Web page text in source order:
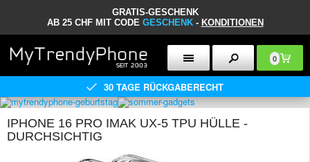
GRATIS-GESCHENK
AB 25 CHF MIT CODE GESCHENK- KONDITIONEN
0
30 TAGE RÜCKGABERECHT
IPHONE 16 PRO IMAK UX-5 TPU HÜLLE -
DURCHSICHTIG